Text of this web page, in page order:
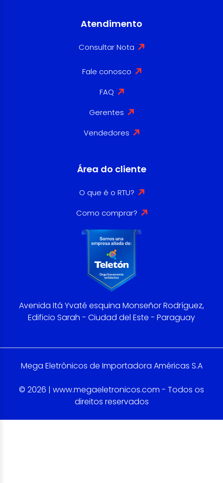
Atendimento
Consultar Nota
Fale conosco
FAQ
Gerentes
Vendedores
Área do cliente
O que é o RTU?
Como comprar?
Avenida Itá Yvaté esquina Monseñor Rodríguez,
Edificio Sarah - Ciudad del Este - Paraguay
Mega Eletrônicos de Importadora Américas S.A
© 2026 | www.megaeletronicos.com - Todos os
direitos reservados